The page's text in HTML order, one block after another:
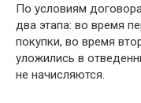
По условиям
два этапа: во время
покупки, во время
уложились в
не начисляются.